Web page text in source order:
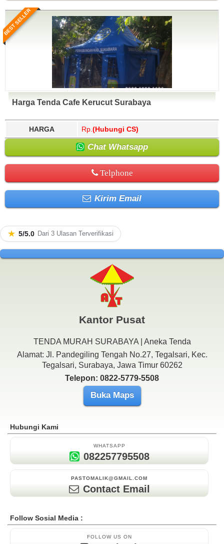
BEST SELLER
Harga Tenda Cafe Kerucut Surabaya
HARGA Rp. (Hubungi CS)
Chat Whatsapp
Telphone
Kirim Email
★ 5/5.0 Dari 3 Ulasan Terverifikasi
Kantor Pusat
TENDA MURAH SURABAYA | Aneka Tenda
Alamat: Jl. Pandegiling Tengah No.27, Tegalsari, Kec.
Tegalsari, Surabaya, Jawa Timur 60262
Telepon: 0822-5779-5508
Buka Maps
Hubungi Kami
WHATSAPP
082257795508
PASTOMALIK@GMAIL.COM
Contact Email
Follow Sosial Media :
FOLLOW US ON